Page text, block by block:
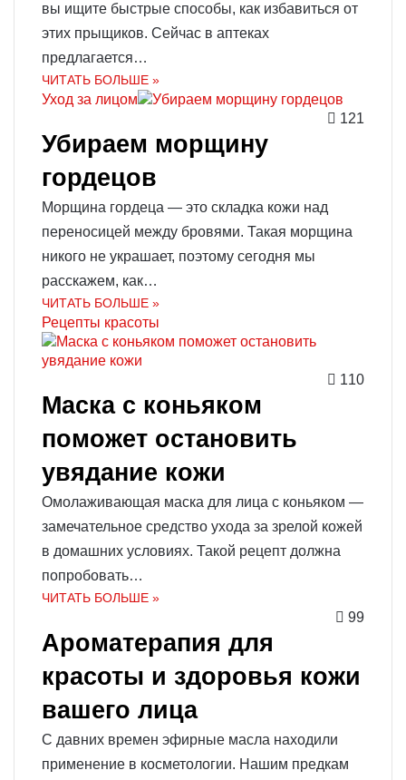
вы ищите быстрые способы, как избавиться от
этих прыщиков. Сейчас в аптеках
предлагается…
ЧИТАТЬ БОЛЬШЕ »
Уход за лицом
121
Убираем морщину
гордецов
Морщина гордеца — это складка кожи над
переносицей между бровями. Такая морщина
никого не украшает, поэтому сегодня мы
расскажем, как…
ЧИТАТЬ БОЛЬШЕ »
Рецепты красоты
110
Маска с коньяком
поможет остановить
увядание кожи
Омолаживающая маска для лица с коньяком —
замечательное средство ухода за зрелой кожей
в домашних условиях. Такой рецепт должна
попробовать…
ЧИТАТЬ БОЛЬШЕ »
99
Ароматерапия для
красоты и здоровья кожи
вашего лица
С давних времен эфирные масла находили
применение в косметологии. Нашим предкам